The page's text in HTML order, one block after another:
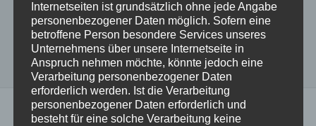
Internetseiten ist grundsätzlich ohne jede Angabe
personenbezogener Daten möglich. Sofern eine
betroffene Person besondere Services unseres
Unternehmens über unsere Internetseite in
Anspruch nehmen möchte, könnte jedoch eine
Verarbeitung personenbezogener Daten
erforderlich werden. Ist die Verarbeitung
personenbezogener Daten erforderlich und
besteht für eine solche Verarbeitung keine